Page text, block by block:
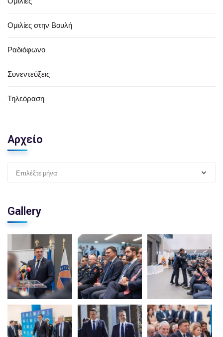
Ομιλίες στην Βουλή
Ραδιόφωνο
Συνεντεύξεις
Τηλεόραση
Αρχείο
Επιλέξτε μήνα
Gallery